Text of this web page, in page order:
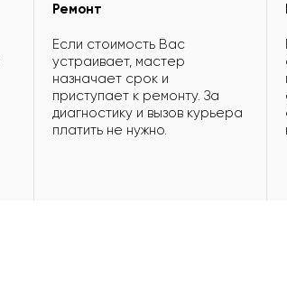
Ремонт
Если стоимость Вас
устраивает, мастер
назначает срок и
приступает к ремонту. За
диагностику и вызов курьера
платить не нужно.